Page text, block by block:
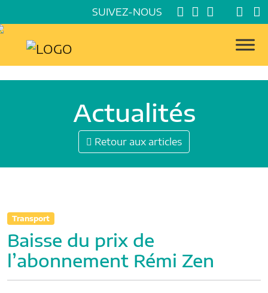
SUIVEZ-NOUS
Actualités
Retour aux articles
Transport
Baisse du prix de
l’abonnement Rémi Zen